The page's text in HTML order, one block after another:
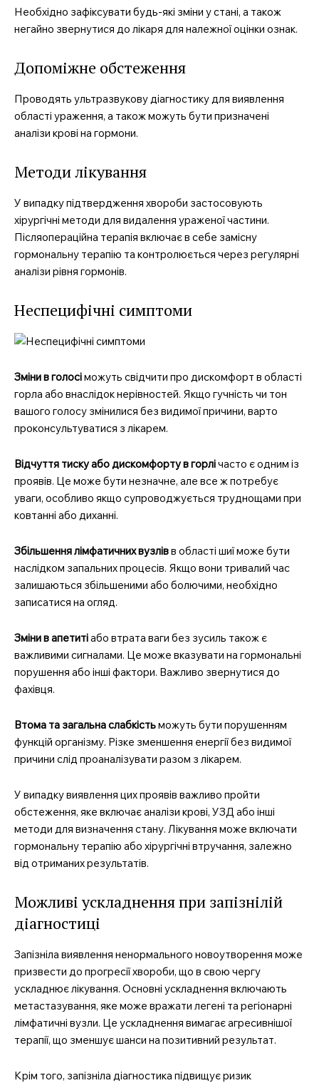
Необхідно зафіксувати будь-які зміни у стані, а також
негайно звернутися до лікаря для належної оцінки ознак.
Допоміжне обстеження
Проводять ультразвукову діагностику для виявлення
області ураження, а також можуть бути призначені
аналізи крові на гормони.
Методи лікування
У випадку підтвердження хвороби застосовують
хірургічні методи для видалення ураженої частини.
Післяопераційна терапія включає в себе замісну
гормональну терапію та контролюється через регулярні
аналізи рівня гормонів.
Неспецифічні симптоми
Зміни в голосіможуть свідчити про дискомфорт в області
горла або внаслідок нерівностей. Якщо гучність чи тон
вашого голосу змінилися без видимої причини, варто
проконсультуватися з лікарем.
Відчуття тиску або дискомфорту в горлічасто є одним із
проявів. Це може бути незначне, але все ж потребує
уваги, особливо якщо супроводжується труднощами при
ковтанні або диханні.
Збільшення лімфатичних вузлівв області шиї може бути
наслідком запальних процесів. Якщо вони тривалий час
залишаються збільшеними або болючими, необхідно
записатися на огляд.
Зміни в апетитіабо втрата ваги без зусиль також є
важливими сигналами. Це може вказувати на гормональні
порушення або інші фактори. Важливо звернутися до
фахівця.
Втома та загальна слабкістьможуть бути порушенням
функцій організму. Різке зменшення енергії без видимої
причини слід проаналізувати разом з лікарем.
У випадку виявлення цих проявів важливо пройти
обстеження, яке включає аналізи крові, УЗД або інші
методи для визначення стану. Лікування може включати
гормональну терапію або хірургічні втручання, залежно
від отриманих результатів.
Можливі ускладнення при запізнілій
діагностиці
Запізніла виявлення ненормального новоутворення може
призвести до прогресії хвороби, що в свою чергу
ускладнює лікування. Основні ускладнення включають
метастазування, яке може вражати легені та регіонарні
лімфатичні вузли. Це ускладнення вимагає агресивнішої
терапії, що зменшує шанси на позитивний результат.
Крім того, запізніла діагностика підвищує ризик